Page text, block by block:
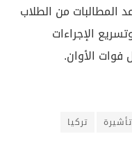
المطالبات من الطلاب
الإجراءات
فوات الأوان.
تأشيرة تركيا